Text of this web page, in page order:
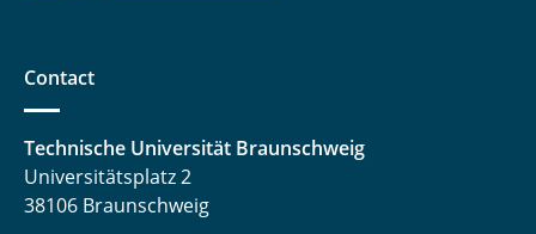
Contact
Technische Universität Braunschweig
Universitätsplatz 2
38106 Braunschweig